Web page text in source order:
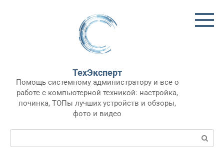
ТехЭксперт
Помощь системному администратору и все о
работе с компьютерной техникой: настройка,
починка, ТОПы лучших устройств и обзоры,
фото и видео
Поиск: